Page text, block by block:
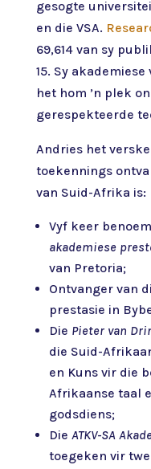
gesogte
en die VSA.
69,614 van sy
15. Sy
het hom ’n plek
gerespekteerde
Andries het
toekennings
van Suid-Afrika is:
Vyf keer benoem
akademiese
van Pretoria;
Ontvanger van
prestasie in
Die Pieter van
die Suid-
en Kuns vir die
Afrikaanse taal
godsdiens;
Die ATKV-SA
toegeken vir